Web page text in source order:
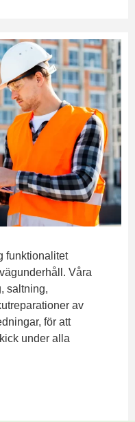
funktionalitet
Våra
saltning,
av
för att
under alla